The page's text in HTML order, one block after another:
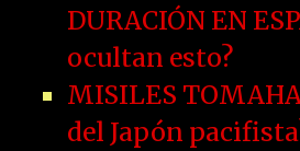
DURACIÓN EN
ocultan esto?
MISILES
del Japón